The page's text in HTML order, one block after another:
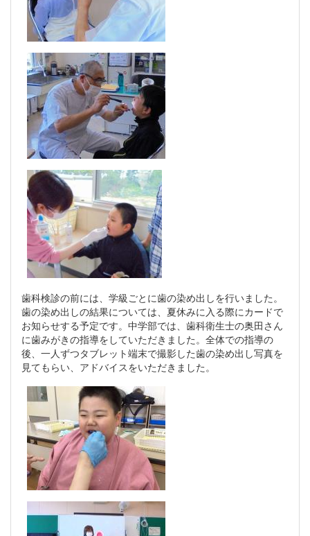
歯科検診の前には、学級ごとに歯の染め出しを行いました。
歯の染め出しの結果については、夏休みに入る際にカードで
お知らせする予定です。中学部では、歯科衛生士の奥田さん
に歯みがきの指導をしていただきました。全体での指導の
後、一人ずつタブレット端末で撮影した歯の染め出し写真を
見てもらい、アドバイスをいただきました。